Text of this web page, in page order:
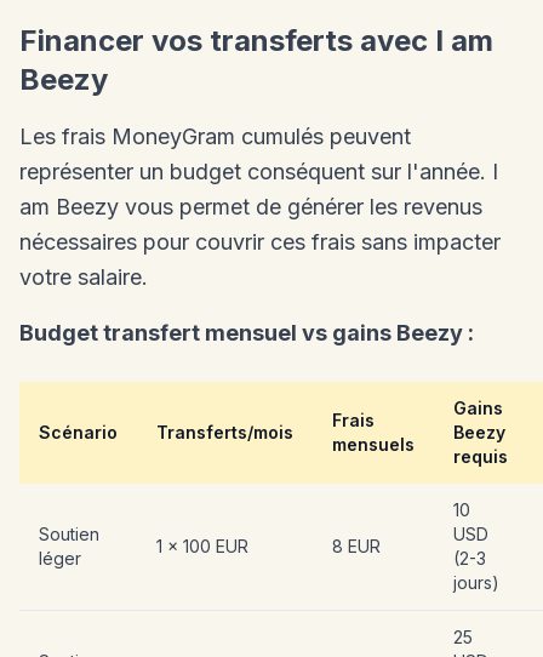
Financer vos transferts avec I am
Beezy
Les frais MoneyGram cumulés peuvent
représenter un budget conséquent sur l'année. I
am Beezy vous permet de générer les revenus
nécessaires pour couvrir ces frais sans impacter
votre salaire.
Budget transfert mensuel vs gains Beezy :
Scénario Transferts/mois
Frais
mensuels
Gains
Beezy
requis
Soutien
léger
1 x 100 EUR 8 EUR
10
USD
(2-3
jours)
25